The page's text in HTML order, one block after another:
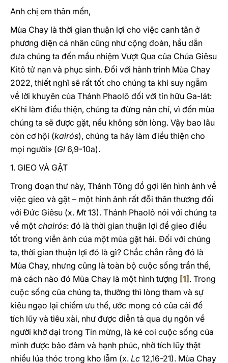
Anh chị em thân mến,
Mùa Chay là thời gian thuận lợi cho việc canh tân ở
phương diện cá nhân cũng như cộng đoàn, hầu dẫn
đưa chúng ta đến mầu nhiệm Vượt Qua của Chúa Giêsu
Kitô tử nạn và phục sinh. Đối với hành trình Mùa Chay
2022, thiết nghĩ sẽ rất tốt cho chúng ta khi suy ngẫm
về lời khuyên của Thánh Phaolô đối với tín hữu Ga-lát:
«Khi làm điều thiện, chúng ta đừng nản chí, vì đến mùa
chúng ta sẽ được gặt, nếu không sờn lòng. Vậy bao lâu
còn cơ hội (kairós), chúng ta hãy làm điều thiện cho
mọi người» (Gl 6,9-10a).
1. GIEO VÀ GẶT
Trong đoạn thư này, Thánh Tông đồ gợi lên hình ảnh về
việc gieo và gặt – một hình ảnh rất đỗi thân thương đối
với Đức Giêsu (x. Mt13). Thánh Phaolô nói với chúng ta
về một chairós: đó là thời gian thuận lợi để gieo điều
tốt trong viễn ảnh của một mùa gặt hái. Đối với chúng
ta, thời gian thuận lợi đó là gì? Chắc chắn rằng đó là
Mùa Chay, nhưng cũng là toàn bộ cuộc sống trần thế,
mà cách nào đó Mùa Chay là một hình tượng [1] . Trong
cuộc sống của chúng ta, thường thì lòng tham và sự
kiêu ngạo lại chiếm ưu thế, ước mong có của cải để
tích lũy và tiêu xài, như được diễn tả qua dụ ngôn về
người khờ dại trong Tin mừng, là kẻ coi cuộc sống của
mình được bảo đảm và hạnh phúc, nhờ tích lũy thật
nhiều lúa thóc trong kho lẫm (x. Lc 12,16-21). Mùa Chay